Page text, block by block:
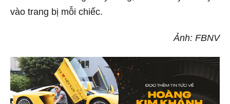
vào trang bị mỗi chiếc.
Ảnh: FBNV